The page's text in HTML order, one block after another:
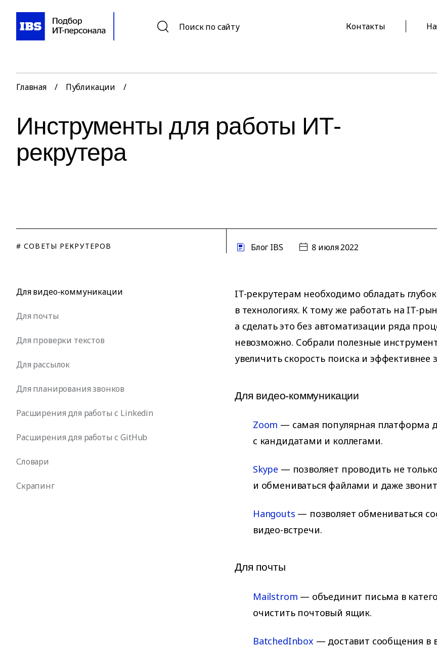
Поиск по сайту Контакты
Главная / Публикации /
Инструменты для работы ИТ-
рекрутера
# СОВЕТЫ РЕКРУТЕРОВ Блог IBS 8 июля 2022
Для видео-коммуникации
Для почты
Для проверки текстов
Для рассылок
Для планирования звонков
Расширения для работы с Linkedin
Расширения для работы с GitHub
Словари
Скрапинг
IT-рекрутерам необходимо обладать
в технологиях. К тому же работать на IT-
а сделать это без автоматизации ряда
невозможно. Собрали полезные
увеличить скорость поиска и эффективнее
Для видео-коммуникации
Zoom — самая популярная платформа
с кандидатами и коллегами.
Skype — позволяет проводить не
и обмениваться файлами и даже
Hangouts — позволяет обмениваться
видео-встречи.
Для почты
Mailstrom — объединит письма в
очистить почтовый ящик.
BatchedInbox — доставит сообщения в